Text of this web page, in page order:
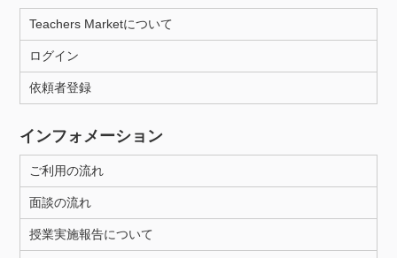
Teachers Marketについて
ログイン
依頼者登録
インフォメーション
ご利用の流れ
面談の流れ
授業実施報告について